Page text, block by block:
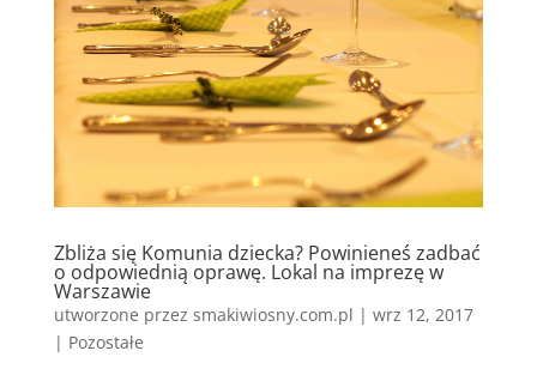
Zbliża się Komunia dziecka? Powinieneś zadbać
o odpowiednią oprawę. Lokal na imprezę w
Warszawie
utworzone przez smakiwiosny.com.pl | wrz 12, 2017
| Pozostałe